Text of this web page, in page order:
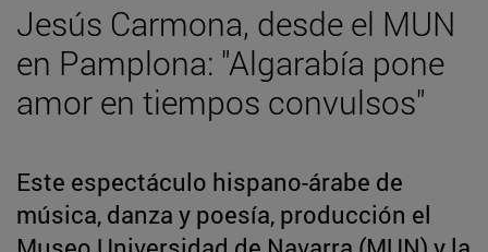
Jesús Carmona, desde el MUN
en Pamplona: "Algarabía pone
amor en tiempos convulsos"
Este espectáculo hispano-árabe de
música, danza y poesía, producción el